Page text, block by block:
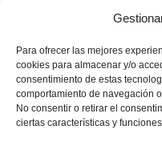
Para ofrecer las mejores
cookies para almacenar y/o
consentimiento de estas
comportamiento de navegación
No consentir o retirar el
ciertas características y
Cullera acoge los partidos de